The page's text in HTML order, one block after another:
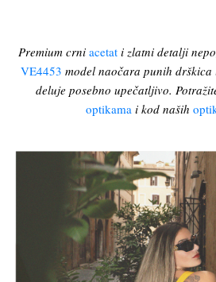
Premium crni acetati zlatni detalji
VE4453 model naočara punih
deluje posebno upečatljivo.
optikama i kod naših